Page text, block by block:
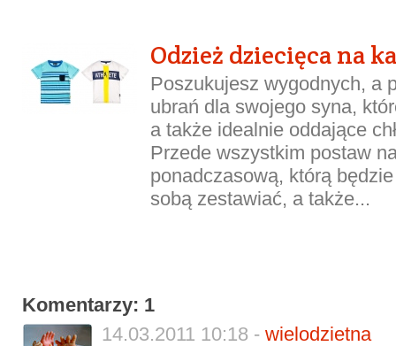
Odzież dziecięca na
Poszukujesz wygodnych, a
ubrań dla swojego syna,
a także idealnie oddające
Przede wszystkim postaw
ponadczasową, którą
sobą zestawiać, a także...
Komentarzy: 1
14.03.2011 10:18 - wielodzietna